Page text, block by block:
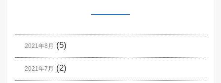
2021年8月 (5)
2021年7月 (2)